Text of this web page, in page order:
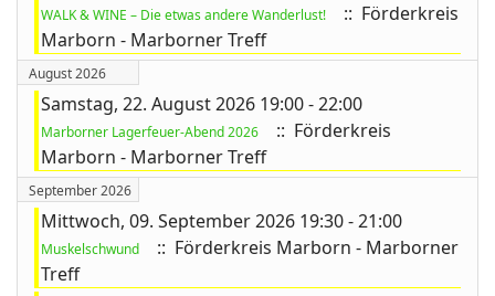
WALK & WINE – Die etwas andere Wanderlust!
:: Förderkreis
Marborn - Marborner Treff
August 2026
Samstag, 22. August 2026 19:00 - 22:00
Marborner Lagerfeuer-Abend 2026
:: Förderkreis
Marborn - Marborner Treff
September 2026
Mittwoch, 09. September 2026 19:30 - 21:00
Muskelschwund
:: Förderkreis Marborn - Marborner
Treff